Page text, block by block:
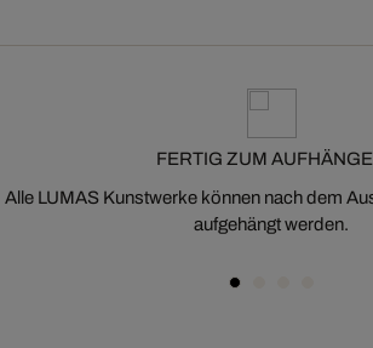
FERTIG ZUM
Alle LUMAS Kunstwerke können nach dem
aufgehängt werden.